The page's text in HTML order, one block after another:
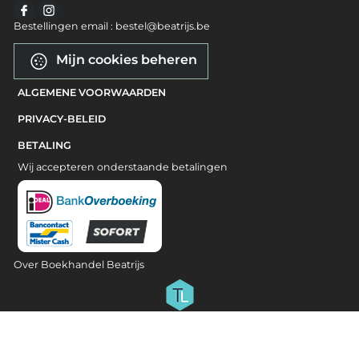
Bestellingen email : bestel@beatrijs.be
Mijn cookies beheren
ALGEMENE VOORWAARDEN
PRIVACY-BELEID
BETALING
Wij accepteren onderstaande betalingen
Over Boekhandel Beatrijs